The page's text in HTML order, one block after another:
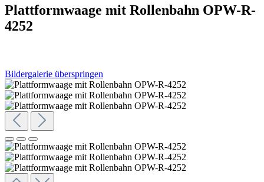
Plattformwaage mit Rollenbahn OPW-R-
4252
Bildergalerie überspringen